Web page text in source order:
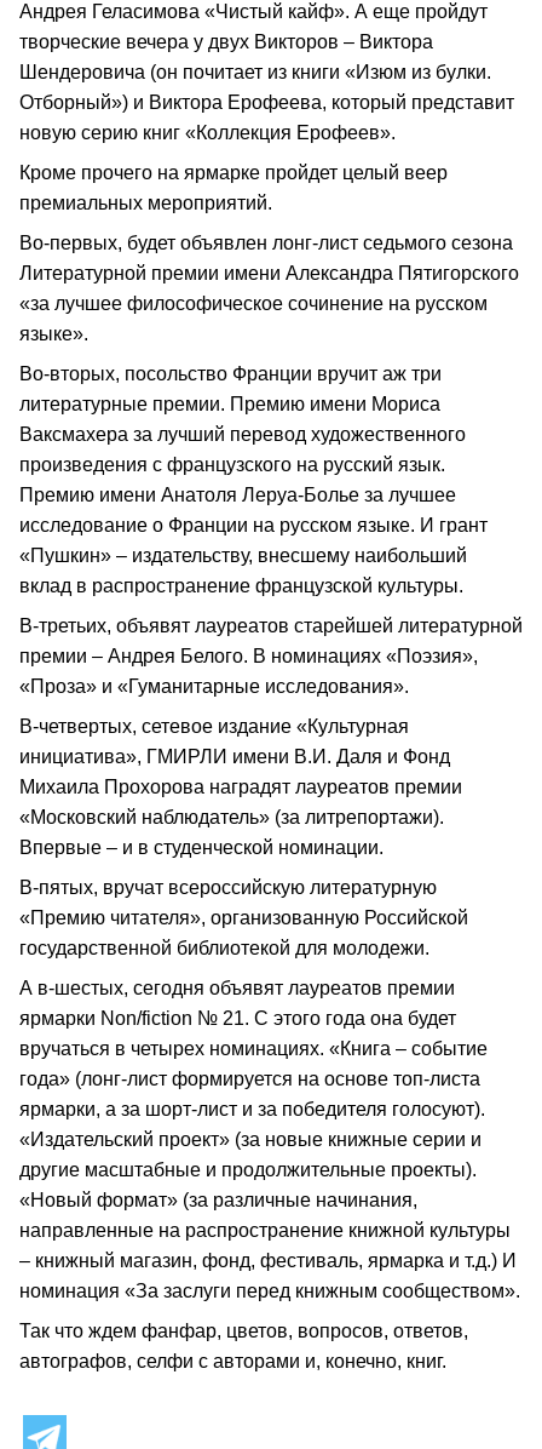
Андрея Геласимова «Чистый кайф». А еще пройдут
творческие вечера у двух Викторов – Виктора
Шендеровича (он почитает из книги «Изюм из булки.
Отборный») и Виктора Ерофеева, который представит
новую серию книг «Коллекция Ерофеев».
Кроме прочего на ярмарке пройдет целый веер
премиальных мероприятий.
Во-первых, будет объявлен лонг-лист седьмого сезона
Литературной премии имени Александра Пятигорского
«за лучшее философическое сочинение на русском
языке».
Во-вторых, посольство Франции вручит аж три
литературные премии. Премию имени Мориса
Ваксмахера за лучший перевод художественного
произведения с французского на русский язык.
Премию имени Анатоля Леруа-Болье за лучшее
исследование о Франции на русском языке. И грант
«Пушкин» – издательству, внесшему наибольший
вклад в распространение французской культуры.
В-третьих, объявят лауреатов старейшей литературной
премии – Андрея Белого. В номинациях «Поэзия»,
«Проза» и «Гуманитарные исследования».
В-четвертых, сетевое издание «Культурная
инициатива», ГМИРЛИ имени В.И. Даля и Фонд
Михаила Прохорова наградят лауреатов премии
«Московский наблюдатель» (за литрепортажи).
Впервые – и в студенческой номинации.
В-пятых, вручат всероссийскую литературную
«Премию читателя», организованную Российской
государственной библиотекой для молодежи.
А в-шестых, сегодня объявят лауреатов премии
ярмарки Non/fiction № 21. С этого года она будет
вручаться в четырех номинациях. «Книга – событие
года» (лонг-лист формируется на основе топ-листа
ярмарки, а за шорт-лист и за победителя голосуют).
«Издательский проект» (за новые книжные серии и
другие масштабные и продолжительные проекты).
«Новый формат» (за различные начинания,
направленные на распространение книжной культуры
– книжный магазин, фонд, фестиваль, ярмарка и т.д.) И
номинация «За заслуги перед книжным сообществом».
Так что ждем фанфар, цветов, вопросов, ответов,
автографов, селфи с авторами и, конечно, книг.